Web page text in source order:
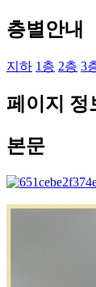
층별안내
지하 1층 2층 3
페이지 정
본문